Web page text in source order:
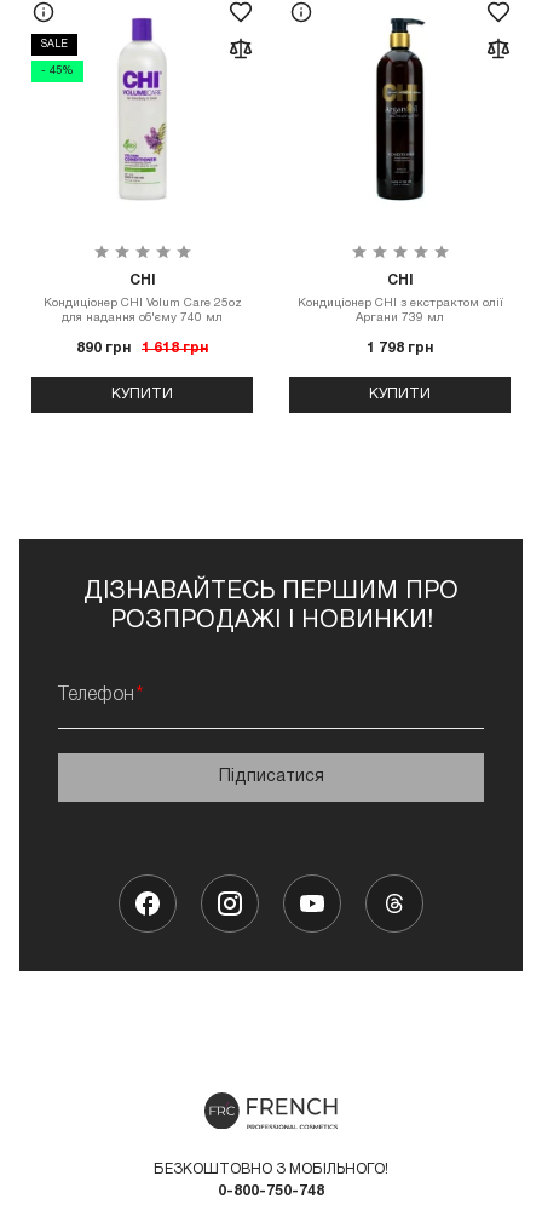
SALE
- 45%
CHI
Кондиціонер CHI Volum Care 25oz
для надання об'єму 740 мл
890 грн 1 618 грн
КУПИТИ
CHI
Кондиціонер CHI з екстрактом олії
Аргани 739 мл
1 798 грн
КУПИТИ
ДІЗНАВАЙТЕСЬ ПЕРШИМ ПРО
РОЗПРОДАЖІ І НОВИНКИ!
Телефон
Підписатися
БЕЗКОШТОВНО З МОБІЛЬНОГО!
0-800-750-748